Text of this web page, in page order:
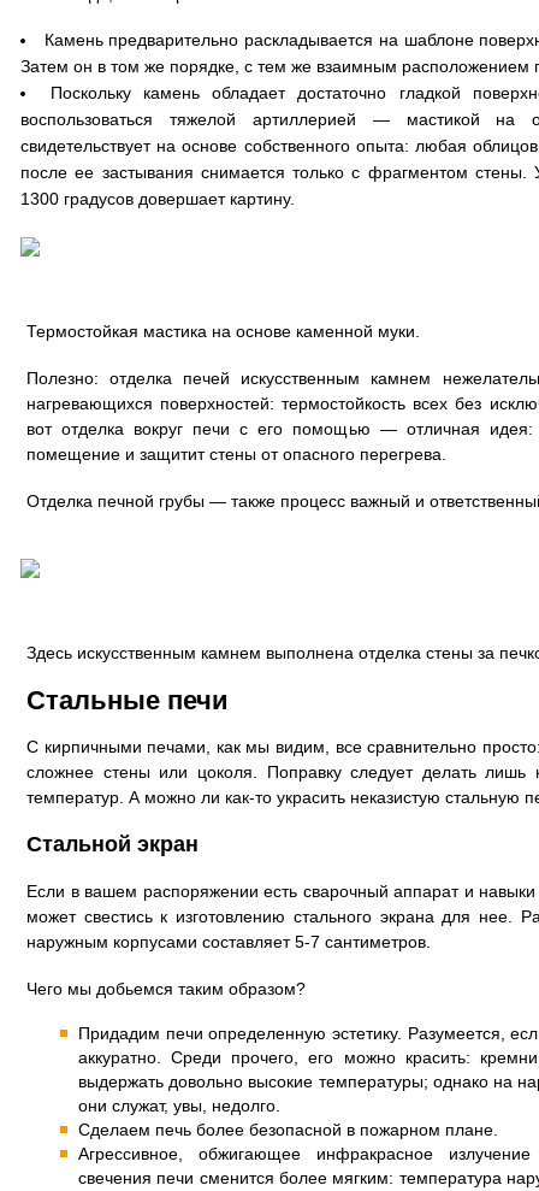
Камень предварительно раскладывается на шаблоне
Затем он в том же порядке, с тем же взаимным расположением
Поскольку камень обладает достаточно гладкой
воспользоваться тяжелой артиллерией — мастикой на
свидетельствует на основе собственного опыта: любая
после ее застывания снимается только с фрагментом стены.
1300 градусов довершает картину.
Термостойкая мастика на основе каменной муки.
Полезно: отделка печей искусственным камнем
нагревающихся поверхностей: термостойкость всех без
вот отделка вокруг печи с его помощью — отличная идея:
помещение и защитит стены от опасного перегрева.
Отделка печной грубы — также процесс важный и
Здесь искусственным камнем выполнена отделка стены за
Стальные печи
С кирпичными печами, как мы видим, все сравнительно
сложнее стены или цоколя. Поправку следует делать
температур. А можно ли как-то украсить неказистую стальную
Стальной экран
Если в вашем распоряжении есть сварочный аппарат и
может свестись к изготовлению стального экрана для нее.
наружным корпусами составляет 5-7 сантиметров.
Чего мы добьемся таким образом?
Придадим печи определенную эстетику. Разумеется,
аккуратно. Среди прочего, его можно красить:
выдержать довольно высокие температуры; однако на
они служат, увы, недолго.
Сделаем печь более безопасной в пожарном плане.
Агрессивное, обжигающее инфракрасное
свечения печи сменится более мягким: температура